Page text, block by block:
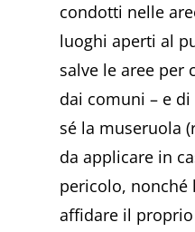
condotti nelle
luoghi aperti al
salve le aree per
dai comuni – e
sé la museruola
da applicare in
pericolo, nonché
affidare il